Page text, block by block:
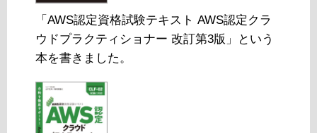
「AWS認定資格試験テキスト AWS認定クラ
ウドプラクティショナー 改訂第3版」という
本を書きました。